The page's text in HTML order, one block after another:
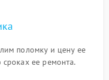
поломку и цену ее
ее ремонта.